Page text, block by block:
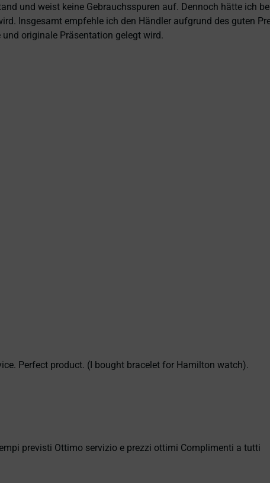
und weist keine Gebrauchsspuren auf. Dennoch hätte ich
Insgesamt empfehle ich den Händler aufgrund des guten
originale Präsentation gelegt wird.
Perfect product. (I bought bracelet for Hamilton watch).
previsti Ottimo servizio e prezzi ottimi Complimenti a tutti